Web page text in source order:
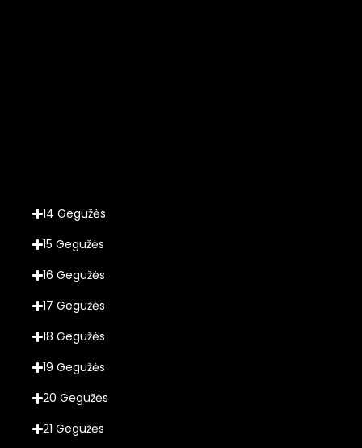
14 Gegužės
15 Gegužės
16 Gegužės
17 Gegužės
18 Gegužės
19 Gegužės
20 Gegužės
21 Gegužės